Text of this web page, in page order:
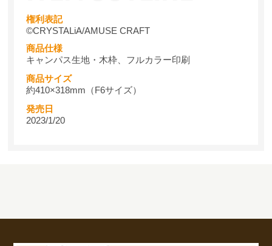
権利表記
©CRYSTALiA/AMUSE CRAFT
商品仕様
キャンパス生地・木枠、フルカラー印刷
商品サイズ
約410×318mm（F6サイズ）
発売日
2023/1/20